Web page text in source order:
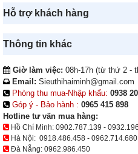
Hỗ trợ khách hàng
Thông tin khác
Giờ làm việc: 08h-17h (từ thứ 2 -
Email: Sieuthihaiminh@gmail.com
Phòng thu mua-Nhập khẩu: 0938
Góp ý - Bảo hành : 0965 415 898
Hotline tư vấn mua hàng:
Hồ Chí Minh: 0902.787.139 -
Hà Nội: 0918.486.458 - 0962.714.680
Đà Nẵng: 0962.986.450